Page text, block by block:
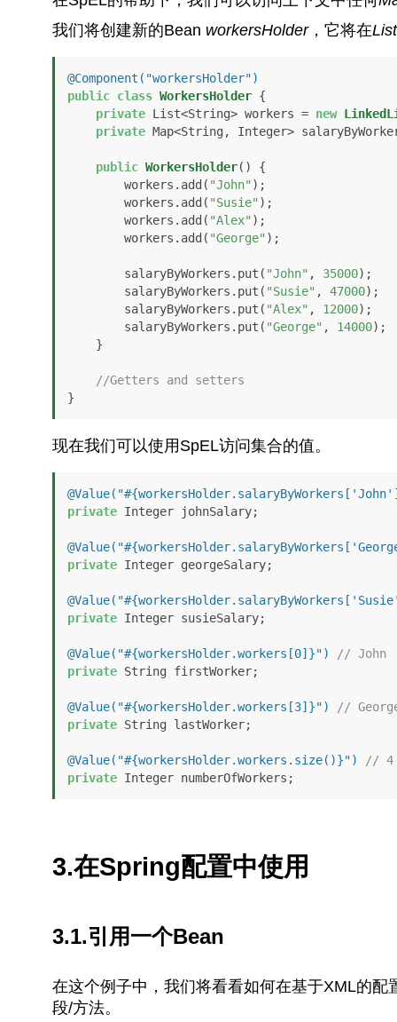
我们将创建新的Bean workersHolder，它将在List
@Component("workersHolder")
public class WorkersHolder {
private List<String> workers = new
private Map<String, Integer>
public WorkersHolder()
{
        workers.add(
"John" );
        workers.add(
"Susie" );
        workers.add(
"Alex" );
        workers.add(
"George" );
        salaryByWorkers.put(
"John" , 35000);
        salaryByWorkers.put(
"Susie" , 47000);
        salaryByWorkers.put(
"Alex" , 12000);
        salaryByWorkers.put(
"George" , 14000);
//Getters and setters
}
现在我们可以使用SpEL访问集合的值。
private Integer johnSalary;
private Integer georgeSalary;
private Integer susieSalary;
@Value("#{workersHolder.workers[0]}")
// John
private String firstWorker;
@Value("#{workersHolder.workers[3]}")
//
private String lastWorker;
@Value("#{workersHolder.workers.size()}")
// 4
private Integer numberOfWorkers;
3.在Spring配置中使用
3.1.引用一个Bean
在这个例子中，我们将看看如何在基于XML的
段/方法。